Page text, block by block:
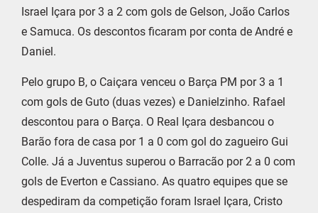
Israel Içara por 3 a 2 com gols de Gelson, João Carlos
e Samuca. Os descontos ficaram por conta de André e
Daniel.
Pelo grupo B, o Caiçara venceu o Barça PM por 3 a 1
com gols de Guto (duas vezes) e Danielzinho. Rafael
descontou para o Barça. O Real Içara desbancou o
Barão fora de casa por 1 a 0 com gol do zagueiro Gui
Colle. Já a Juventus superou o Barracão por 2 a 0 com
gols de Everton e Cassiano. As quatro equipes que se
despediram da competição foram Israel Içara, Cristo